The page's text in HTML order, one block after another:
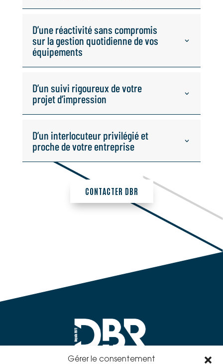
Gérer le consentement
D’une réactivité sans compromis
sur la gestion quotidienne de vos
équipements
D’un suivi rigoureux de votre
projet d’impression
D’un interlocuteur privilégié et
proche de votre entreprise
CONTACTER DBR